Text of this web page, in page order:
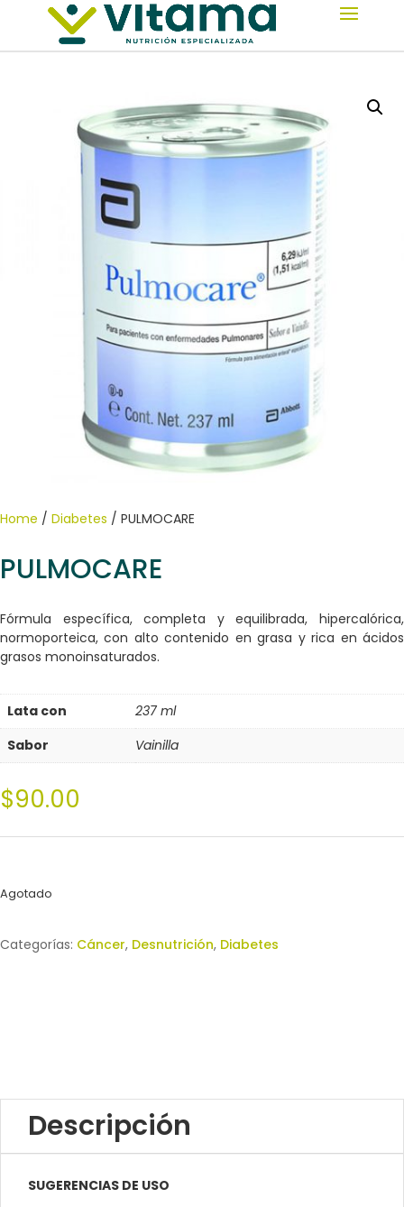
Home / Diabetes / PULMOCARE
PULMOCARE
Fórmula específica, completa y equilibrada, hipercalórica,
normoporteica, con alto contenido en grasa y rica en ácidos
grasos monoinsaturados.
Lata con
237 ml
Sabor
Vainilla
$90.00
Agotado
Categorías: Cáncer, Desnutrición, Diabetes
Descripción
SUGERENCIAS DE USO